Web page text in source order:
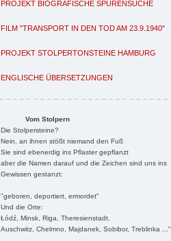
PROJEKT BIOGRAFISCHE SPURENSUCHE
FILM "TRANSPORT IN DEN TOD AM 23.9.1940"
PROJEKT STOLPERTONSTEINE HAMBURG
ENGLISCHE ÜBERSETZUNGEN
Vom Stolpern
Die Stolpersteine?
Nein, an ihnen stößt niemand den Fuß
Sie sind ebenerdig ins Pflaster gepflanzt
aber die Namen darauf und die Zeichen sind uns ins
Gewissen gestanzt:
"geboren, deportiert, ermordet"
Und die Orte:
Łódź, Minsk, Riga, Theresienstadt,
Auschwitz, Chelmno, Majdanek, Sobibor, Treblinka ..."